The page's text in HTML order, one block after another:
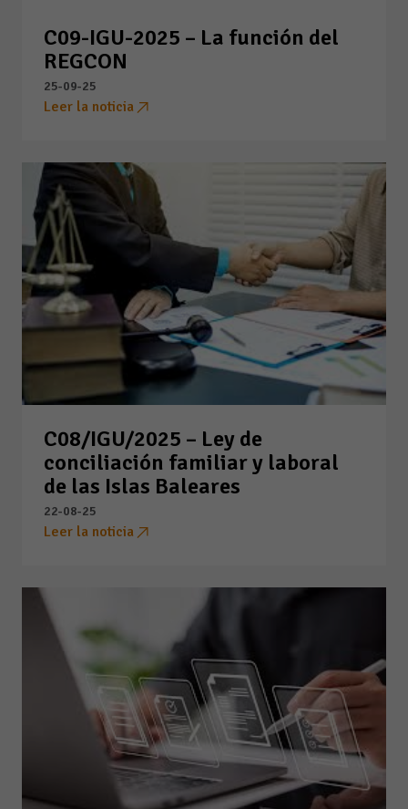
C09-IGU-2025 – La función del
REGCON
25-09-25
Leer la noticia
C08/IGU/2025 – Ley de
conciliación familiar y laboral
de las Islas Baleares
22-08-25
Leer la noticia